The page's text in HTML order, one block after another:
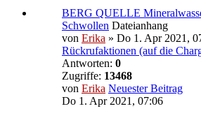
BERG QUELLE
Schwollen Dateianhang
von Erika » Do 1. Apr 2021,
Rückrufaktionen (auf die
Antworten: 0
Zugriffe: 13468
von Erika Neuester Beitrag
Do 1. Apr 2021, 07:06